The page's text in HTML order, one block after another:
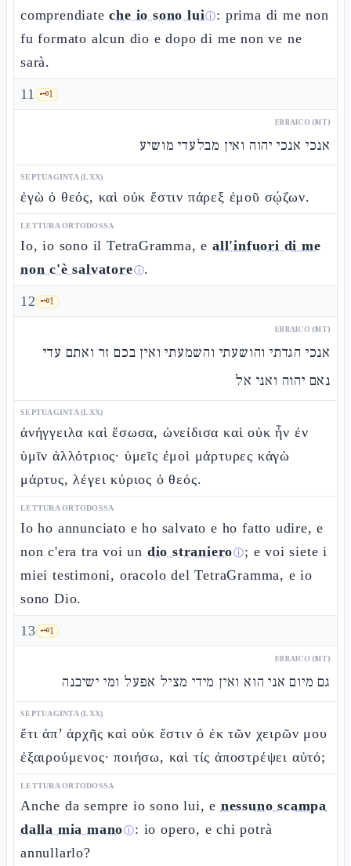
comprendiateche io sono luiⓘ: prima di me non
fu formato alcun dio e dopo di me non ve ne
sarà.
11 🗝️1
EBRAICO (MT)
אנכי אנכי יהוה ואין מבלעדי מושיע
SEPTUAGINTA (LXX)
ἐγὼ ὁ θεός, καὶ οὐκ ἔστιν πάρεξ ἐμοῦ σῴζων.
LETTURA ORTODOSSA
Io, io sono il TetraGramma, e all'infuori di me
non c'è salvatoreⓘ.
12 🗝️1
EBRAICO (MT)
אנכי הגדתי והושעתי והשמעתי ואין בכם זר ואתם עדי
נאם יהוה ואני אל
SEPTUAGINTA (LXX)
ἀνήγγειλα καὶ ἔσωσα, ὠνείδισα καὶ οὐκ ἦν ἐν
ὑμῖν ἀλλότριος· ὑμεῖς ἐμοὶ μάρτυρες κἀγὼ
μάρτυς, λέγει κύριος ὁ θεός.
LETTURA ORTODOSSA
Io ho annunciato e ho salvato e ho fatto udire, e
non c'era tra voi un dio stranieroⓘ; e voi siete i
miei testimoni, oracolo del TetraGramma, e io
sono Dio.
13 🗝️1
EBRAICO (MT)
גם מיום אני הוא ואין מידי מציל אפעל ומי ישיבנה
SEPTUAGINTA (LXX)
ἔτι ἀπ’ ἀρχῆς καὶ οὐκ ἔστιν ὁ ἐκ τῶν χειρῶν μου
ἐξαιρούμενος· ποιήσω, καὶ τίς ἀποστρέψει αὐτό;
LETTURA ORTODOSSA
Anche da sempre io sono lui, e nessuno scampa
dalla mia manoⓘ: io opero, e chi potrà
annullarlo?